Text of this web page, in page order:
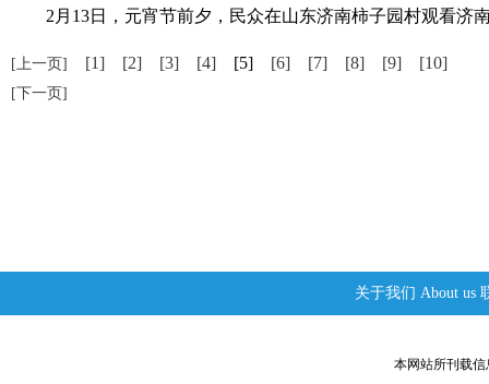
2月13日，元宵节前夕，民众在山东济南柿子园村观看济
[上一页] [1] [2] [3] [4] [5] [6] [7] [8] [9] [10]
[下一页]
关于我们 About us
本网站所刊载